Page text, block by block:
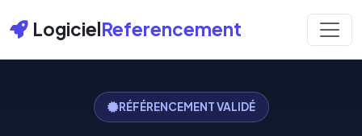
LogicielReferencement
RÉFÉRENCEMENT VALIDÉ